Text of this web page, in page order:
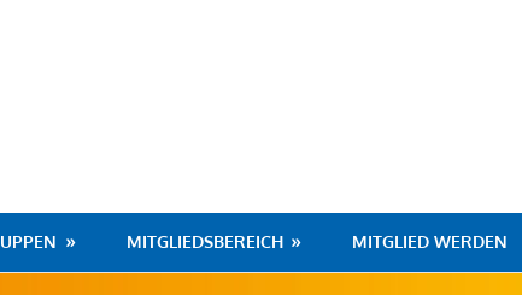
MITGLIEDSBEREICH MITGLIED WERDEN